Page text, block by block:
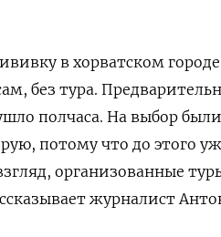
в хорватском
без тура.
полчаса. На выбор
потому что до этого
организованные
журналист